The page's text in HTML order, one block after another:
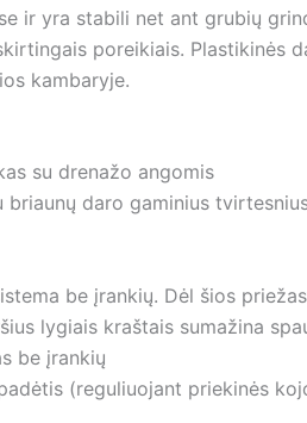
ir yra stabili net ant grubių
poreikiais. Plastikinės
kambaryje.
su drenažo angomis
briaunų daro gaminius
be įrankių. Dėl šios
lygiais kraštais sumažina
be įrankių
(reguliuojant priekinės